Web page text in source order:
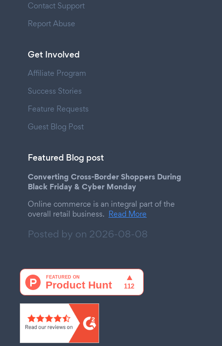
Contact Support
Report Abuse
Get Involved
Affiliate Program
Success Stories
Feature Requests
Guest Blog Post
Featured Blog post
Converting Cross-Border Shoppers During
Black Friday & Cyber Monday
Online commerce is an integral part of the
overall retail business. Read More
Posted by on 2026-08-08